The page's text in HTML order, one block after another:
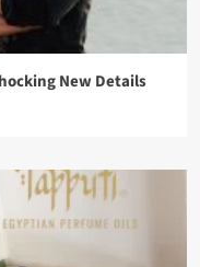
New Details